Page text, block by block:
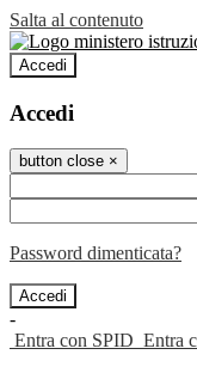
Salta al contenuto
Accedi
Accedi
button close ×
Password dimenticata?
-
Entra con SPID Entra